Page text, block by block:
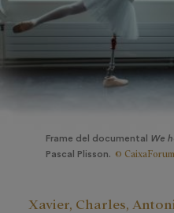
Frame del documental We
Pascal Plisson. ©
Xavier, Charles,